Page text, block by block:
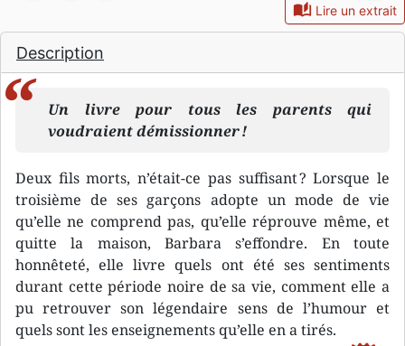
auto_stories Lire un extrait
Description
Un livre pour tous les parents qui
voudraient démissionner !
Deux fils morts, n’était-ce pas suffisant ? Lorsque le
troisième de ses garçons adopte un mode de vie
qu’elle ne comprend pas, qu’elle réprouve même, et
quitte la maison, Barbara s’effondre. En toute
honnêteté, elle livre quels ont été ses sentiments
durant cette période noire de sa vie, comment elle a
pu retrouver son légendaire sens de l’humour et
quels sont les enseignements qu’elle en a tirés.